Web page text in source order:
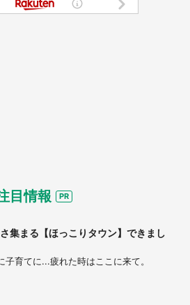
目情報
集まる【ほっこりタウン】できまし
子育てに...疲れた時はここに来て。